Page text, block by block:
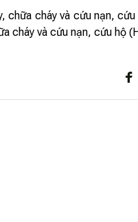
cháy và cứu nạn,
cháy và cứu nạn, cứu hộ